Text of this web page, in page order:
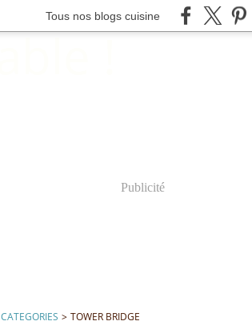
Tous nos blogs cuisine
Publicité
CATEGORIES > TOWER BRIDGE